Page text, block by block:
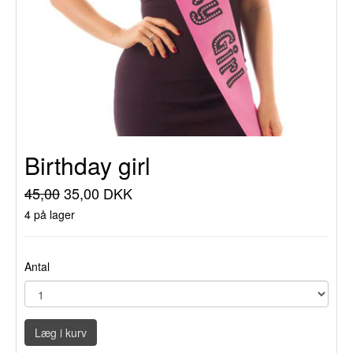
Birthday girl
45,0035,00 DKK
4 på lager
Antal
Læg i kurv